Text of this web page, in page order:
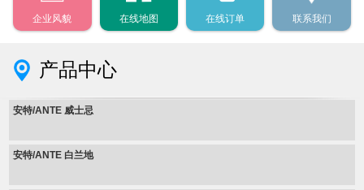
企业风貌 在线地图 在线订单 联系我们
产品中心
安特/ANTE 威士忌
安特/ANTE 白兰地